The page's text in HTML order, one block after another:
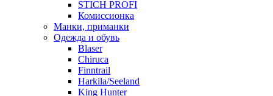
STICH PROFI
Комиссионка
Манки, приманки
Одежда и обувь
Blaser
Chiruca
Finntrail
Harkila/Seeland
King Hunter